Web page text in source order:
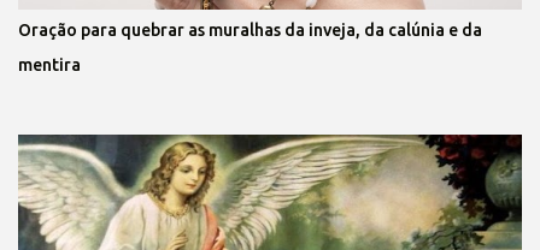
Oração para quebrar as muralhas da inveja, da calúnia e da
mentira